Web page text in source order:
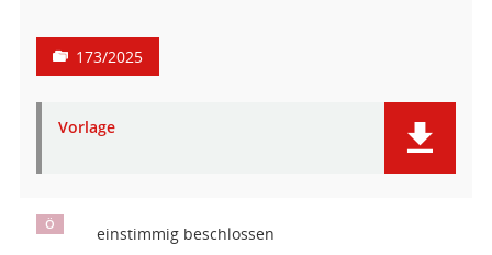
173/2025
Vorlage
Ö einstimmig beschlossen